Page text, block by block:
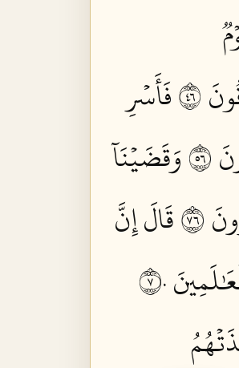
فَأَسۡرِ
وَقَضَيۡنَآ
قَالَ إِنَّ
٧٠